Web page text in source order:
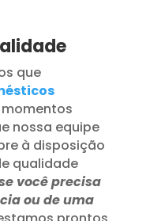
que
nossa equipe
à disposição
qualidade
você precisa
ou de uma